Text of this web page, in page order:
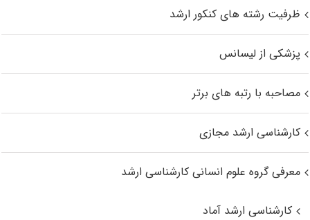
ظرفیت رشته های کنکور ارشد
پزشکی از لیسانس
مصاحبه با رتبه های برتر
کارشناسی ارشد مجازی
معرفی گروه علوم انسانی کارشناسی ارشد
کارشناسی ارشد آماد